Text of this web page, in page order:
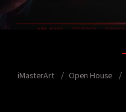
iMasterArt Open House